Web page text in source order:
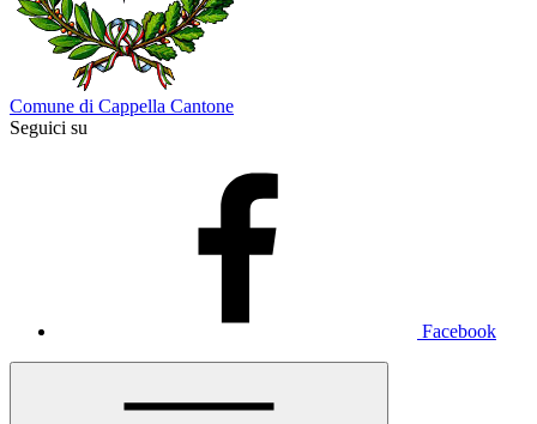
Comune di Cappella Cantone
Seguici su
Facebook